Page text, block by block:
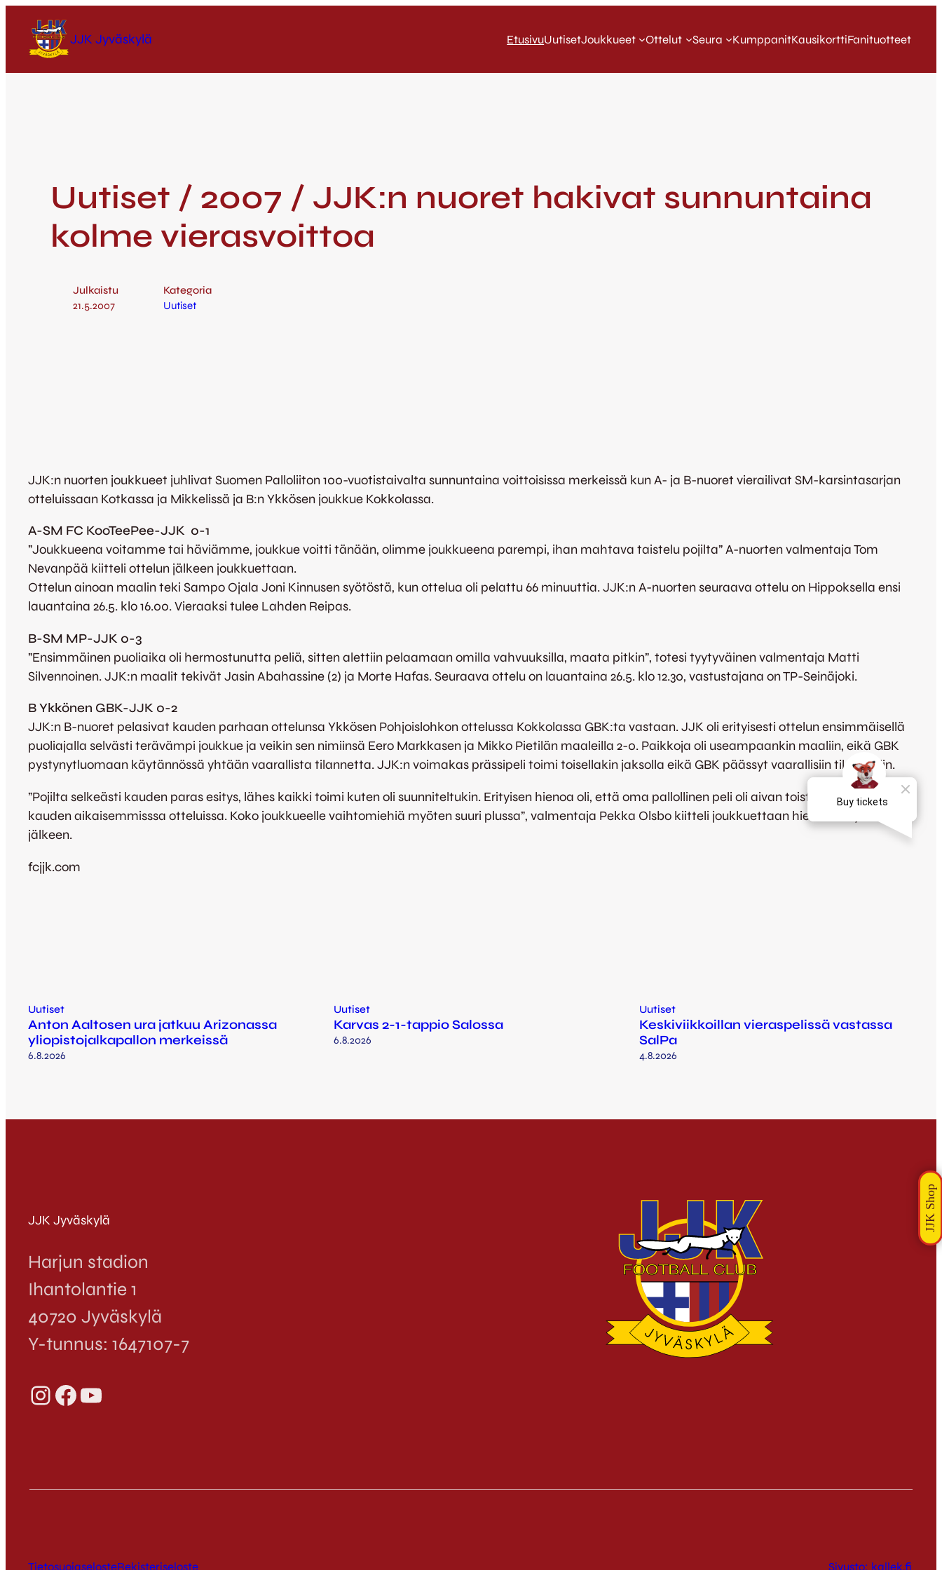
JJK Jyväskylä EtusivuUutisetJoukkueet Ottelut Seura KumppanitKausikorttiFanituotteet
Uutiset / 2007 / JJK:n nuoret hakivat sunnuntaina
kolme vierasvoittoa
Julkaistu
21.5.2007
Kategoria
Uutiset
JJK:n nuorten joukkueet juhlivat Suomen Palloliiton 100-vuotistaivalta sunnuntaina voittoisissa merkeissä kun A- ja B-nuoret vierailivat SM-karsintasarjan
otteluissaan Kotkassa ja Mikkelissä ja B:n Ykkösen joukkue Kokkolassa.
A-SM FC KooTeePee-JJK 0-1
”Joukkueena voitamme tai häviämme, joukkue voitti tänään, olimme joukkueena parempi, ihan mahtava taistelu pojilta” A-nuorten valmentaja Tom
Nevanpää kiitteli ottelun jälkeen joukkuettaan.
Ottelun ainoan maalin teki Sampo Ojala Joni Kinnusen syötöstä, kun ottelua oli pelattu 66 minuuttia. JJK:n A-nuorten seuraava ottelu on Hippoksella ensi
lauantaina 26.5. klo 16.00. Vieraaksi tulee Lahden Reipas.
B-SM MP-JJK 0-3
”Ensimmäinen puoliaika oli hermostunutta peliä, sitten alettiin pelaamaan omilla vahvuuksilla, maata pitkin”, totesi tyytyväinen valmentaja Matti
Silvennoinen. JJK:n maalit tekivät Jasin Abahassine (2) ja Morte Hafas. Seuraava ottelu on lauantaina 26.5. klo 12.30, vastustajana on TP-Seinäjoki.
B Ykkönen GBK-JJK 0-2
JJK:n B-nuoret pelasivat kauden parhaan ottelunsa Ykkösen Pohjoislohkon ottelussa Kokkolassa GBK:ta vastaan. JJK oli erityisesti ottelun ensimmäisellä
puoliajalla selvästi terävämpi joukkue ja veikin sen nimiinsä Eero Markkasen ja Mikko Pietilän maaleilla 2-0. Paikkoja oli useampaankin maaliin, eikä GBK
pystynytluomaan käytännössä yhtään vaarallista tilannetta. JJK:n voimakas prässipeli toimi toisellakin jaksolla eikä GBK päässyt vaarallisiin tilanteisiin.
”Pojilta selkeästi kauden paras esitys, lähes kaikki toimi kuten oli suunniteltukin. Erityisen hienoa oli, että oma pallollinen peli oli aivan toista luokkaa kuin
kauden aikaisemmisssa otteluissa. Koko joukkueelle vaihtomiehiä myöten suuri plussa”, valmentaja Pekka Olsbo kiitteli joukkuettaan hienon esityksen
jälkeen.
fcjjk.com
Uutiset
Anton Aaltosen ura jatkuu Arizonassa
yliopistojalkapallon merkeissä
6.8.2026
Uutiset
Karvas 2-1-tappio Salossa
6.8.2026
Uutiset
Keskiviikkoillan vieraspelissä vastassa
SalPa
4.8.2026
JJK Jyväskylä
Harjun stadion
Ihantolantie 1
40720 Jyväskylä
Y-tunnus: 1647107-7
InstagramFacebook YouTube
TietosuojaselosteRekisteriseloste Sivusto: kallek.fi